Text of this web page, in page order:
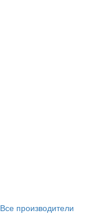
Все производители